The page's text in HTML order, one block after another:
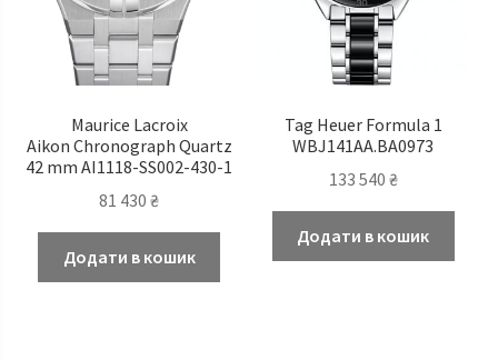
Maurice Lacroix
Aikon Chronograph Quartz
42 mm AI1118-SS002-430-1
81 430₴
Додати в кошик
Tag Heuer Formula 1
WBJ141AA.BA0973
133 540 ₴
Додати в кошик